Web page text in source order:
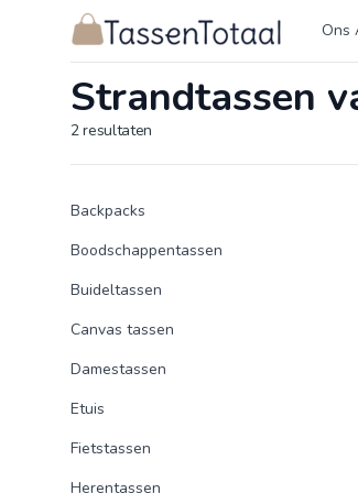
Logo Tassentotaal.nl Ons
Strandtassen
2resultaten
Producten
Product categorieën
Backpacks
Boodschappentassen
Buideltassen
Canvas tassen
Damestassen
Etuis
Fietstassen
Herentassen